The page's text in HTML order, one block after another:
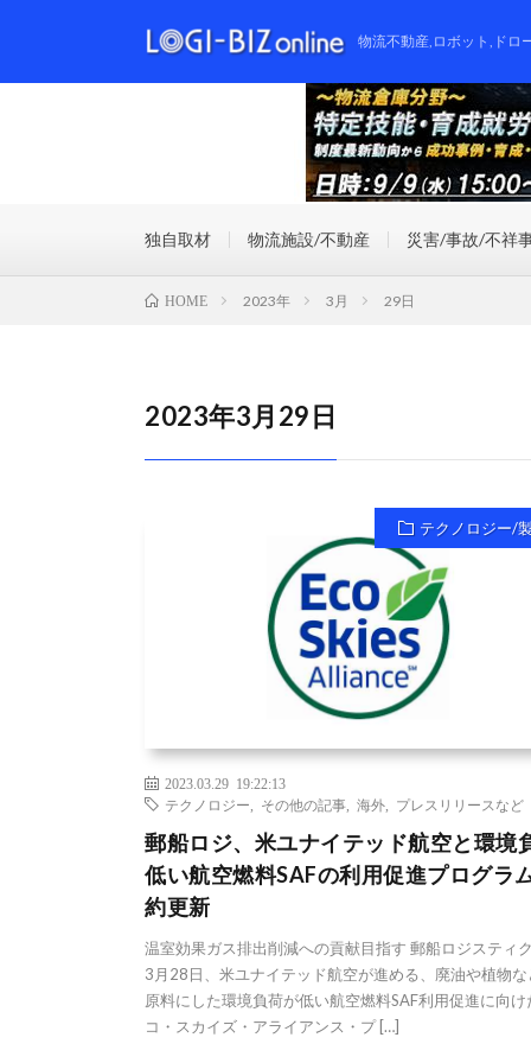
物流不動産,ロボット,ドロ
独自取材 物流施設/不動産 災害/事故/不祥
HOME 2023年 3月 29日
2023年3月29日
テクノロジー/
2023.03.29 19:22:13
テクノロジー
その他の記事 海外 プレスリリースなど
郵船ロジ、米ユナイテッド航空と環境
低い航空燃料SAFの利用促進プログラ
約更新
温室効果ガス排出削減への貢献目指す 郵船ロジスティ
3月28日、米ユナイテッド航空が進める、廃油や植物な
原料にした環境負荷が低い航空燃料SAF利用促進に向け
コ・スカイズ・アライアンス・プ […]